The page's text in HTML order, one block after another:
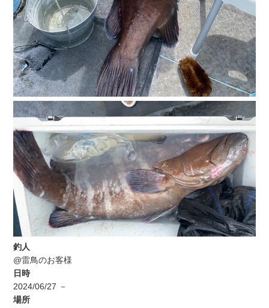
釣人
@雷鳥のお客様
日時
2024/06/27 －
場所